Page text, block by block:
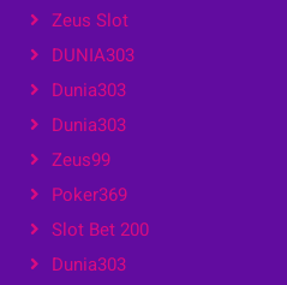
Zeus Slot
DUNIA303
Dunia303
Dunia303
Zeus99
Poker369
Slot Bet 200
Dunia303